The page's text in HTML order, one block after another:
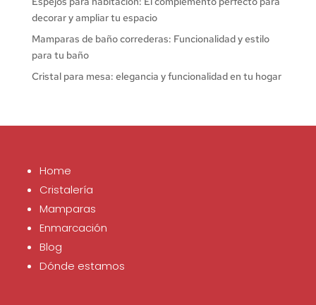
decorar y ampliar tu espacio
Mamparas de baño correderas: Funcionalidad y estilo
para tu baño
Cristal para mesa: elegancia y funcionalidad en tu hogar
Home
Cristalería
Mamparas
Enmarcación
Blog
Dónde estamos